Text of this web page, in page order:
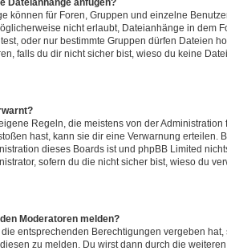
können für Foren, Gruppen und einzelne
nicht erlaubt, Dateianhänge in dem
oder nur bestimmte Gruppen dürfen Dateien
falls du dir nicht sicher bist, wieso du keine
Regeln, die meistens von der
hast, kann sie dir eine Verwarnung erteilen.
dieses Boards ist und phpBB Limited
sofern du die nicht sicher bist, wieso du
Moderatoren melden?
entsprechenden Berechtigungen vergeben
zu melden. Du wirst dann durch die